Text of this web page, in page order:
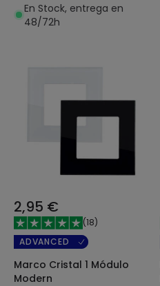
En Stock, entrega en
48/72h
2,95 €
(18)
ADVANCED
Marco Cristal 1 Módulo
Modern